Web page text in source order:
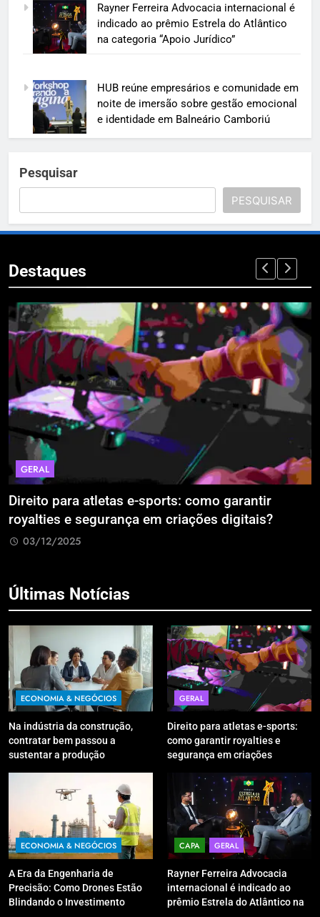
Rayner Ferreira Advocacia internacional é
indicado ao prêmio Estrela do Atlântico
na categoria “Apoio Jurídico”
HUB reúne empresários e comunidade em
noite de imersão sobre gestão emocional
e identidade em Balneário Camboriú
Pesquisar
PESQUISAR
Destaques
GERAL
Direito para atletas e-sports: como garantir
royalties e segurança em criações digitais?
03/12/2025
Últimas Notícias
ECONOMIA & NEGÓCIOS
Na indústria da construção,
contratar bem passou a
sustentar a produção
GERAL
Direito para atletas e-sports:
como garantir royalties e
segurança em criações
ECONOMIA & NEGÓCIOS
A Era da Engenharia de
Precisão: Como Drones Estão
Blindando o Investimento
CAPA GERAL
Rayner Ferreira Advocacia
internacional é indicado ao
prêmio Estrela do Atlântico na